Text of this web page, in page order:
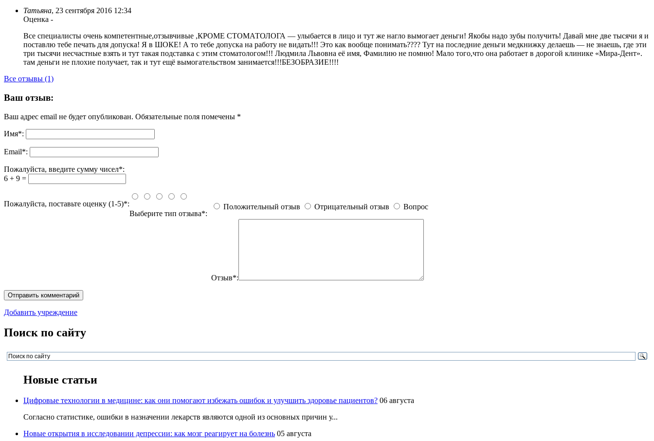
Татьяна, 23 сентября 2016 12:34
Оценка -
Все специалисты очень компетентные,отзывчивые ,КРОМЕ СТОМАТОЛОГА — улыбается в лицо и тут же нагло вымогает деньги! Якобы надо зубы получить! Давай мне две тысячи я и
поставлю тебе печать для допуска! Я в ШОКЕ! А то тебе допуска на работу не видать!!! Это как вообще понимать???? Тут на последние деньги медкнижку делаешь — не знаешь, где эти
три тысячи несчастные взять и тут такая подставка с этим стоматологом!!! Людмила Львовна её имя, Фамилию не помню! Мало того,что она работает в дорогой клинике «Мира-Дент».
там деньги не плохие получает, так и тут ещё вымогательством занимается!!!БЕЗОБРАЗИЕ!!!!
Все отзывы (1)
Ваш отзыв:
Ваш адрес email не будет опубликован. Обязательные поля помечены *
Имя*:
Email*:
Пожалуйста, введите сумму чисел*:
6 + 9 =
Пожалуйста, поставьте оценку (1-5)*:
Выберите тип отзыва*:
Положительный отзыв Отрицательный отзыв Вопрос
Отзыв*:
Добавить учреждение
Поиск по сайту
Новые статьи
Цифровые технологии в медицине: как они помогают избежать ошибок и улучшить здоровье пациентов? 06 августа
Согласно статистике, ошибки в назначении лекарств являются одной из основных причин у...
Новые открытия в исследовании депрессии: как мозг реагирует на болезнь 05 августа